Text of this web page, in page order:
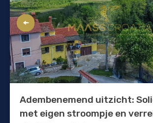
Adembenemend uitzicht:
met eigen stroompje en